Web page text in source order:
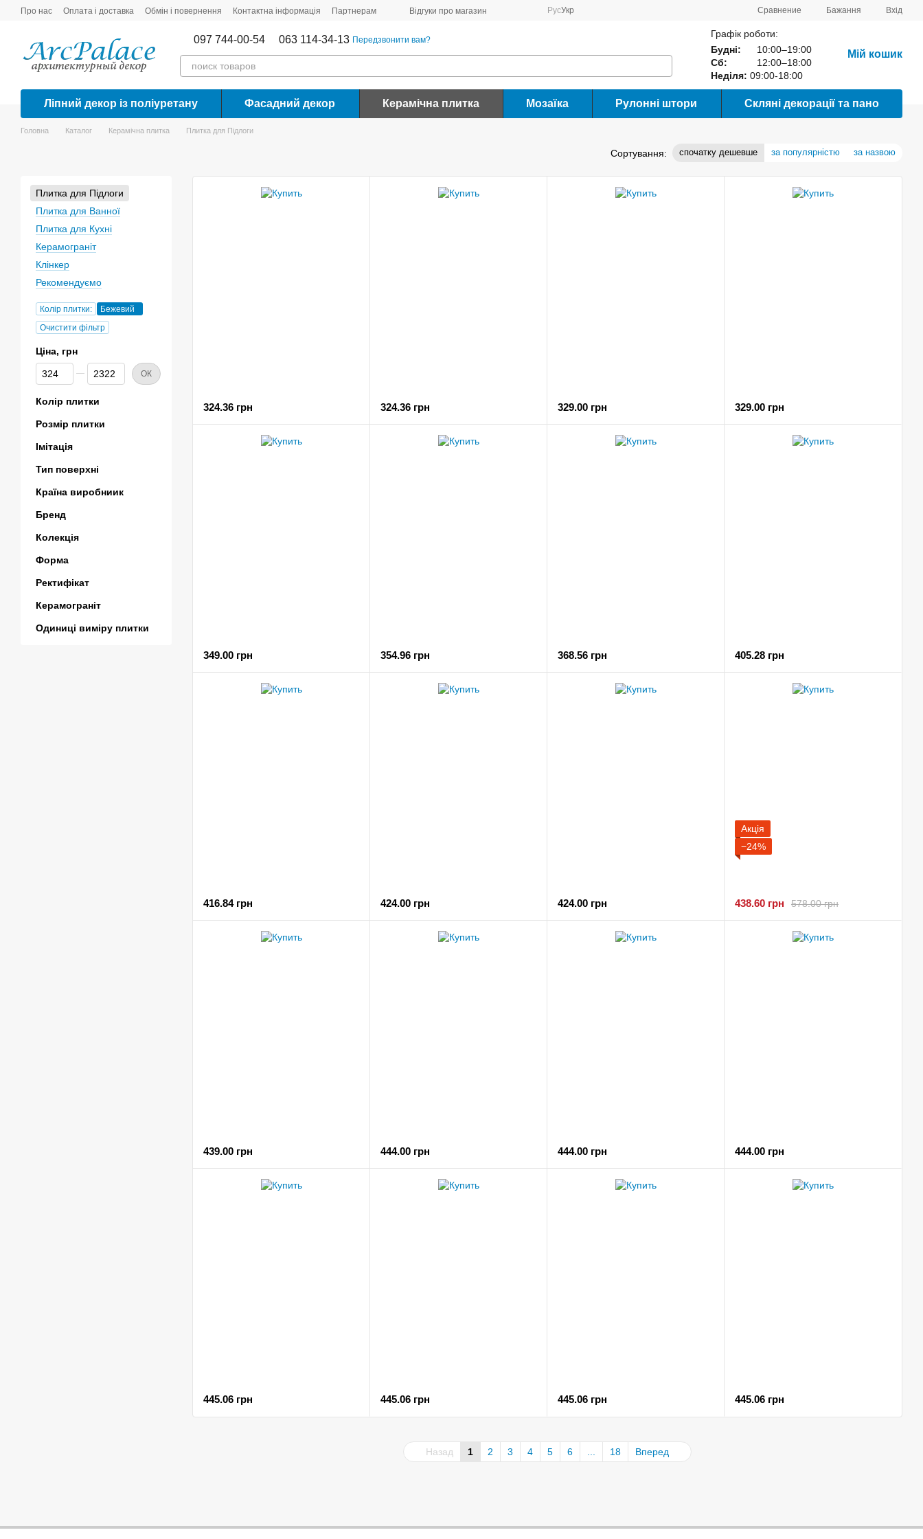
Перейти до основного контенту
Про нас Оплата і доставка Обмін і повернення Контактна інформація Партнерам Відгуки про магазин РусУкр Сравнение Бажання Вхід
097 744-00-54 063 114-34-13 Передзвонити вам?
Графік роботи:
Будні:
10:00–19:00
Сб:
12:00–18:00
Неділя: 09:00-18:00
Мій кошик
Ліпний декор із поліуретану Фасадний декор Керамічна плитка Мозаїка Рулонні штори Скляні декорації та пано
Головна Каталог Керамічна плитка Плитка для Підлоги
Сортування: спочатку дешевше за популярністю за назвою
324.36 грн 324.36 грн 329.00 грн 329.00 грн
349.00 грн 354.96 грн 368.56 грн 405.28 грн
416.84 грн 424.00 грн 424.00 грн
Акція
−24%
578.00 грн
438.60 грн
439.00 грн 444.00 грн 444.00 грн 444.00 грн
445.06 грн 445.06 грн 445.06 грн 445.06 грн
Назад 1 2 3 4 5 6 18 Вперед
Плитка для Підлоги
Плитка для Ванної
Плитка для Кухні
Керамограніт
Клінкер
Рекомендуємо
Колір плитки:
Бежевий
Очистити фільтр
Ціна, грн
Від Ціна, грн
До Ціна, грн ОК
Колір плитки
Розмір плитки
Імітація
Тип поверхні
Країна виробниик
Бренд
Колекція
Форма
Ректифікат
Керамограніт
Одиниці виміру плитки